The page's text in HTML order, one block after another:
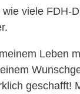
viele FDH-
Leben
geschafft!